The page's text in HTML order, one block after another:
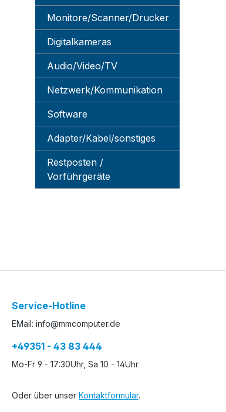
Monitore/Scanner/Drucker
Digitalkameras
Audio/Video/TV
Netzwerk/Kommunikation
Software
Adapter/Kabel/sonstiges
Restposten /
Vorführgeräte
Service-Hotline
EMail: info@mmcomputer.de
+49351 - 43 83 444
Mo-Fr 9 - 17:30Uhr, Sa 10 - 14Uhr
Oder über unser Kontaktformular.